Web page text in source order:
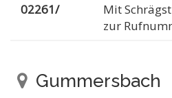
02261/
Mit
zur
Gummersbach